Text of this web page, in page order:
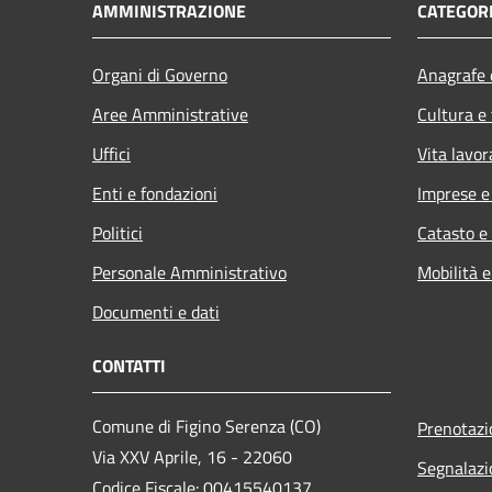
AMMINISTRAZIONE
Organi di Governo
Aree Amministrative
Uffici
Enti e fondazioni
Politici
Personale Amministrativo
Documenti e dati
Cultura
Vita
Imprese
Catasto
Mobilità
CONTATTI
Comune di Figino Serenza (CO)
Via XXV Aprile, 16 - 22060